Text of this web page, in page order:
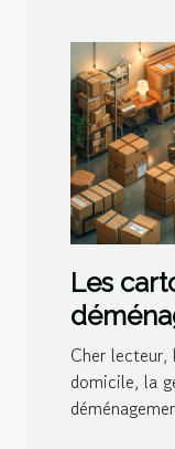
Les
gestion
Cher lecteur,
domicile, la